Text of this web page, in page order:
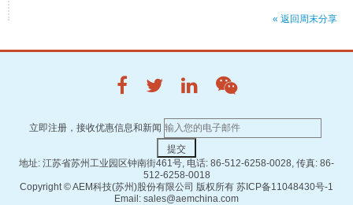
« 返回周末分享
立即注册，接收优惠信息和新闻
地址: 江苏省苏州工业园区钟南街461号, 电话: 86-512-6258-0028, 传真: 86-
512-6258-0018
Copyright ©AEM科技(苏州)股份有限公司 版权所有 苏ICP备11048430号-1
Email: sales@aemchina.com